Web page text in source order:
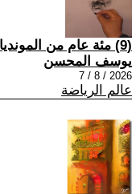
(9) مئة عام من المونديال
يوسف المحسن
2026 / 8 / 7
عالم الرياضة